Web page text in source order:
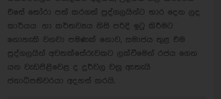
එසේ තෝරා පත් කරගත් පුද්ගලයින්ට භාර දෙන ලද
කාර්යය හා කර්තව්‍යය නිසි පරිදි ඉටු කිරීමට
නොහැකි වනවා පමණක් නොව, සමාජය තුළ එම
පුද්ගලයින් අවතක්සේරුවකට ලක්වීමෙන් රජය ගෙන
යන වැඩපිළිවෙළ ද දුර්වල වනු ඇතැයි
ජනාධිපතිවරයා අදහස් කරයි.